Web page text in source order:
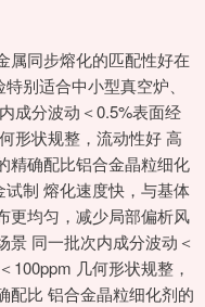
属同步熔化的匹配性好在
别适合中小型真空炉、
成分波动＜0.5%表面经
形状规整，流动性好 高
精确配比铝合金晶粒细化
制 熔化速度快，与基体
更均匀，减少局部偏析风
景 同一批次内成分波动＜
100ppm 几何形状规整，
配比 铝合金晶粒细化剂的